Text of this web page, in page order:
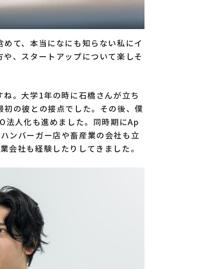
て、本当になにも知らない私にイ
、スタートアップについて楽しそ
。大学1年の時に石橋さんが立ち
の彼との接点でした。その後、僕
法人化も進めました。同時期にAp
ンバーガー店や畜産業の会社も立
社も経験したりしてきました。